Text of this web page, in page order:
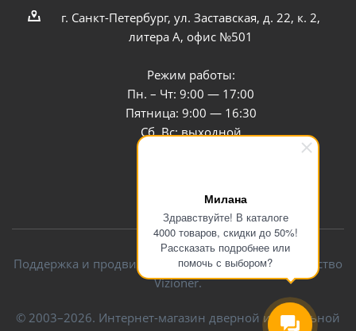
Милана
Здравствуйте! В каталоге
4000 товаров, скидки до 50%!
Рассказать подробнее или
помочь с выбором?
г. Санкт-Петербург, ул. Заставская, д. 22, к. 2,
литера А, офис №501
Режим работы:
Пн. – Чт: 9:00 — 17:00
Пятница: 9:00 — 16:30
Сб, Вс: выходной
Поддержка и продвижение сайта — интернет-агентство
Vizioner.
© 2003–2026. Интернет-магазин дверной и мебельной